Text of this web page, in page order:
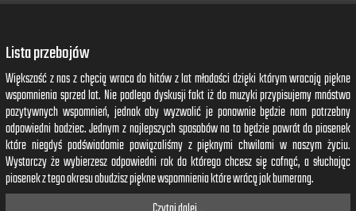
Lista przebojów
Większość z nas z chęcią wraca do hitów z lat młodości dzięki którym wracają piękne
wspomnienia sprzed lat. Nie podlega dyskusji fakt iż do muzyki przypisujemy mnóstwo
pozytywnych wspomnień, jednak aby wyzwolić je ponownie będzie nam potrzebny
odpowiedni bodziec. Jednym z najlepszych sposobów na to będzie powrót do piosenek
które niegdyś podświadomie powiązaliśmy z pięknymi chwilami w naszym życiu.
Wystarczy że wybierzesz odpowiedni rok do którego chcesz się cofnąć, a słuchając
piosenek z tego okresu obudzisz piękne wspomnienia które wrócą jak bumerang.